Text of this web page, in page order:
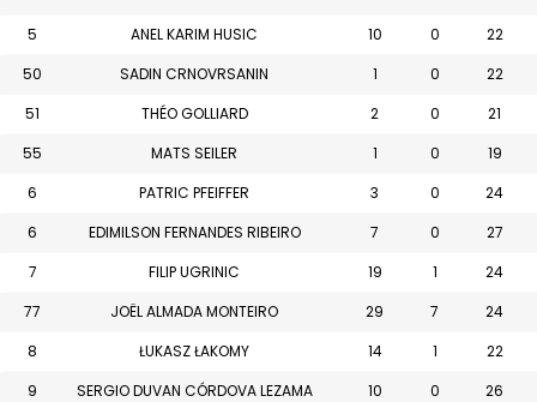
5
ANEL KARIM HUSIC 10 0
22
50
SADIN CRNOVRSANIN 1 0
22
51
THÉO GOLLIARD 2 0
21
55
MATS SEILER 1 0
19
6
PATRIC PFEIFFER 3 0
24
6
EDIMILSON FERNANDES RIBEIRO 7 0
27
7
FILIP UGRINIC 19 1
24
77
JOËL ALMADA MONTEIRO 29 7
24
8
ŁUKASZ ŁAKOMY 14 1
22
9
SERGIO DUVAN CÓRDOVA LEZAMA 10 0
26